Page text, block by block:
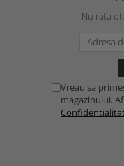
Nu rata
Vreau sa
magazinului.